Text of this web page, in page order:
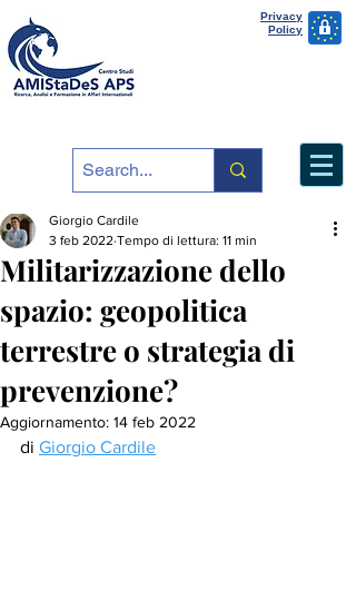
Privacy
Policy
Militarizzazione dello
spazio: geopolitica
terrestre o strategia di
prevenzione?
Giorgio Cardile
3 feb 2022 Tempo di lettura: 11 min
Aggiornamento: 14 feb 2022
di Giorgio Cardile